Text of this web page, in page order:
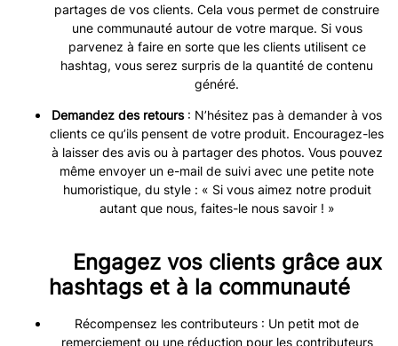
partages de vos clients. Cela vous permet de construire
une communauté autour de votre marque. Si vous
parvenez à faire en sorte que les clients utilisent ce
hashtag, vous serez surpris de la quantité de contenu
généré.
Demandez des retours: N’hésitez pas à demander à vos
clients ce qu’ils pensent de votre produit. Encouragez-les
à laisser des avis ou à partager des photos. Vous pouvez
même envoyer un e-mail de suivi avec une petite note
humoristique, du style : « Si vous aimez notre produit
autant que nous, faites-le nous savoir ! »
Engagez vos clients grâce aux
hashtags et à la communauté
Récompensez les contributeurs : Un petit mot de
remerciement ou une réduction pour les contributeurs